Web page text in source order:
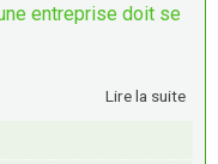
entreprise doit se
Lire la suite